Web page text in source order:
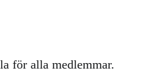
för alla medlemmar.